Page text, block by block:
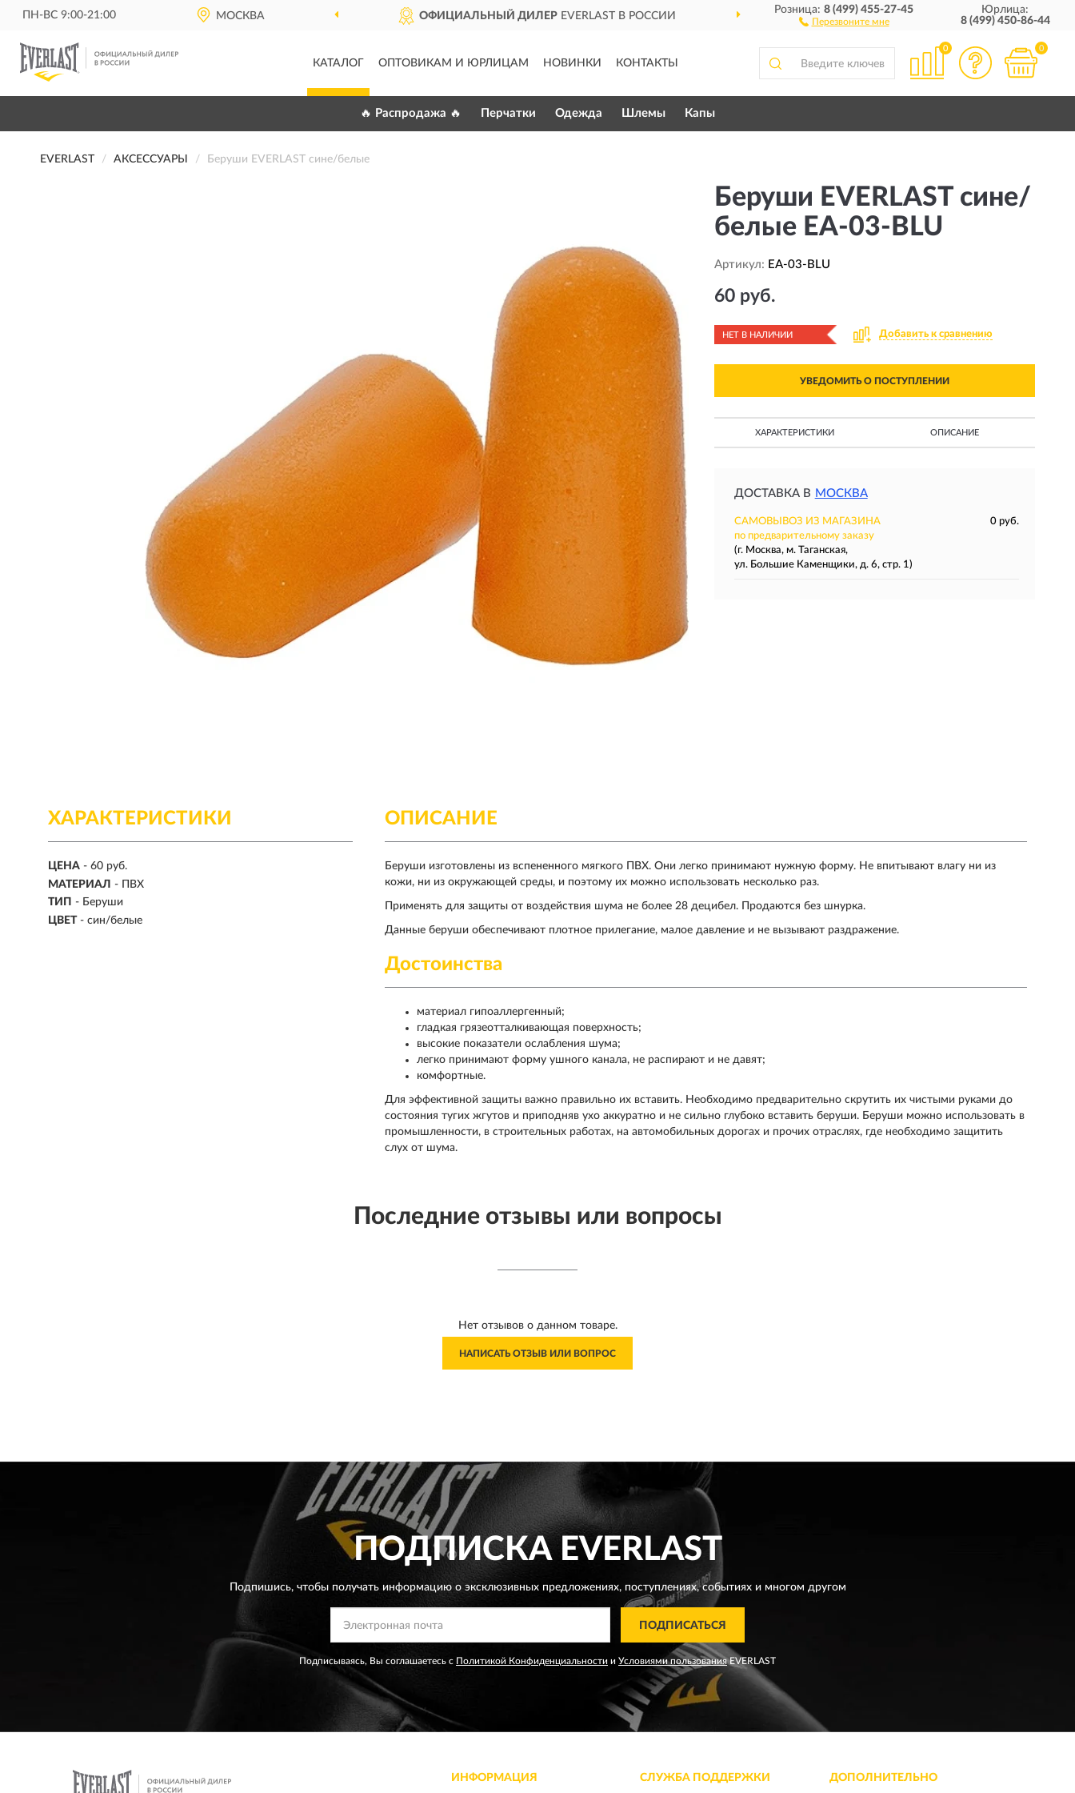
ПН-ВС 9:00-21:00 МОСКВА ОФИЦИАЛЬНЫЙ ДИЛЕР EVERLAST В РОССИИ ДОСТАВИМ ПО ВСЕЙ РОССИИ
Розница:8 (499) 455-27-45
Перезвоните мне
Юрлица:
8 (499) 450-86-44
КАТАЛОГ ОПТОВИКАМ И ЮРЛИЦАМ НОВИНКИ КОНТАКТЫ
0 0
🔥 Распродажа 🔥 Перчатки Одежда Шлемы Капы
EVERLAST АКСЕССУАРЫ Беруши EVERLAST сине/белые
Беруши EVERLAST сине/
белые EA-03-BLU
Артикул: EA-03-BLU
60 руб.
НЕТ В НАЛИЧИИ Добавить к сравнению
УВЕДОМИТЬ О ПОСТУПЛЕНИИ
ХАРАКТЕРИСТИКИ ОПИСАНИЕ
ДОСТАВКА В МОСКВА
САМОВЫВОЗ ИЗ МАГАЗИНА
0 руб.
по предварительному заказу
(г. Москва, м. Таганская,
ул. Большие Каменщики, д. 6, стр. 1)
ХАРАКТЕРИСТИКИ
ЦЕНА - 60 руб.
МАТЕРИАЛ - ПВХ
ТИП - Беруши
ЦВЕТ - син/белые
ОПИСАНИЕ
Беруши изготовлены из вспененного мягкого ПВХ. Они легко принимают нужную форму. Не впитывают влагу ни из
кожи, ни из окружающей среды, и поэтому их можно использовать несколько раз.
Применять для защиты от воздействия шума не более 28 децибел. Продаются без шнурка.
Данные беруши обеспечивают плотное прилегание, малое давление и не вызывают раздражение.
Достоинства
материал гипоаллергенный;
гладкая грязеотталкивающая поверхность;
высокие показатели ослабления шума;
легко принимают форму ушного канала, не распирают и не давят;
комфортные.
Для эффективной защиты важно правильно их вставить. Необходимо предварительно скрутить их чистыми руками до
состояния тугих жгутов и приподняв ухо аккуратно и не сильно глубоко вставить беруши. Беруши можно использовать в
промышленности, в строительных работах, на автомобильных дорогах и прочих отраслях, где необходимо защитить
слух от шума.
Последние отзывы или вопросы
Нет отзывов о данном товаре.
НАПИСАТЬ ОТЗЫВ ИЛИ ВОПРОС
ПОДПИСКАEVERLAST
Подпишись, чтобы получать информацию о эксклюзивных предложениях,поступлениях, событиях и многом другом
ПОДПИСАТЬСЯ
Подписываясь, Вы соглашаетесь с Политикой Конфиденциальности и Условиями пользованияEVERLAST
ИНФОРМАЦИЯ СЛУЖБА ПОДДЕРЖКИ ДОПОЛНИТЕЛЬНО